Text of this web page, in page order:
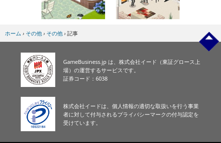
ホーム › その他 › その他 › 記事
GameBusiness.jp は、株式会社イード（東証グロース上
場）の運営するサービスです。
証券コード：6038
株式会社イードは、個人情報の適切な取扱いを行う事業
者に対して付与されるプライバシーマークの付与認定を
受けています。